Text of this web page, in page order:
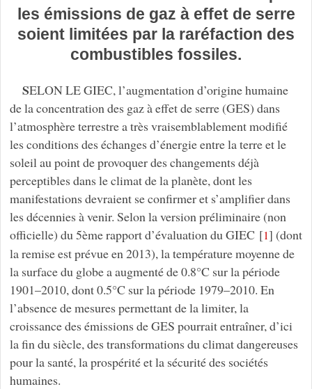
les émissions de gaz à effet de serre
soient limitées par la raréfaction des
combustibles fossiles.
SELON LE GIEC, l’augmentation d’origine humaine
de la concentration des gaz à effet de serre (GES) dans
l’atmosphère terrestre a très vraisemblablement modifié
les conditions des échanges d’énergie entre la terre et le
soleil au point de provoquer des changements déjà
perceptibles dans le climat de la planète, dont les
manifestations devraient se confirmer et s’amplifier dans
les décennies à venir. Selon la version préliminaire (non
officielle) du 5ème rapport d’évaluation du GIEC [1] (dont
la remise est prévue en 2013), la température moyenne de
la surface du globe a augmenté de 0.8°C sur la période
1901–2010, dont 0.5°C sur la période 1979–2010. En
l’absence de mesures permettant de la limiter, la
croissance des émissions de GES pourrait entraîner, d’ici
la fin du siècle, des transformations du climat dangereuses
pour la santé, la prospérité et la sécurité des sociétés
humaines.